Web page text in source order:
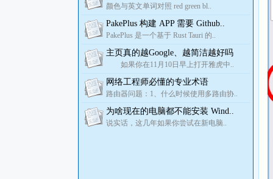
颜色与英文单词对照 red green bl..
PakePlus 构建 APP 需要 Github..
PakePlus 是一个基于 Rust Tauri 的..
主页真的越Google、越简洁越好吗
如果你在11月10日早上打开雅虎中..
网络工程师必懂的专业术语
路由器问题：1、什么时候使用多路由协..
为啥现在的电脑都不能安装 Wind..
说实话，这几年如果你尝试在新电脑..